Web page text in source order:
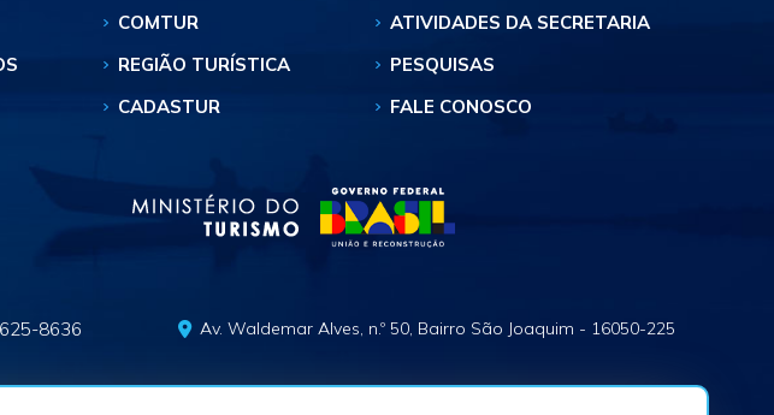
COMTUR
REGIÃO TURÍSTICA
CADASTUR
ATIVIDADES DA SECRETARIA
PESQUISAS
FALE CONOSCO
8636 Av. Waldemar Alves, n.º 50, Bairro São Joaquim - 16050-225